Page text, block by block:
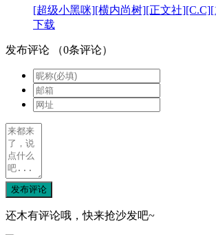
[超级小黑咪][横内尚树][正文社
下载
发布评论 （0条评论）
发布评论
还木有评论哦，快来抢沙发吧~